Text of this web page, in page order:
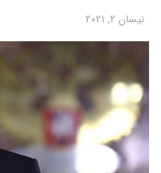
نیسان 2, 2021